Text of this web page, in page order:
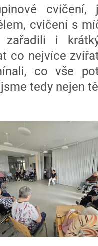
cvičení s
zařadili i
co nejvíce
co vše
tedy nejen